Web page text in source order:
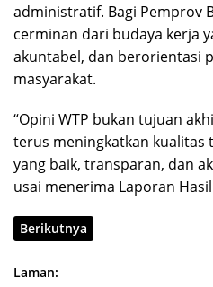
administratif. Bagi Pemprov
cerminan dari budaya kerja
akuntabel, dan berorientasi
masyarakat.
“Opini WTP bukan tujuan
terus meningkatkan kualitas
yang baik, transparan, dan
usai menerima Laporan
Berikutnya
Laman: